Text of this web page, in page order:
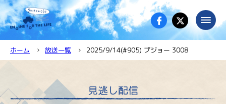
ホーム 放送一覧 2025/9/14(#905) プジョー 3008
見逃し配信